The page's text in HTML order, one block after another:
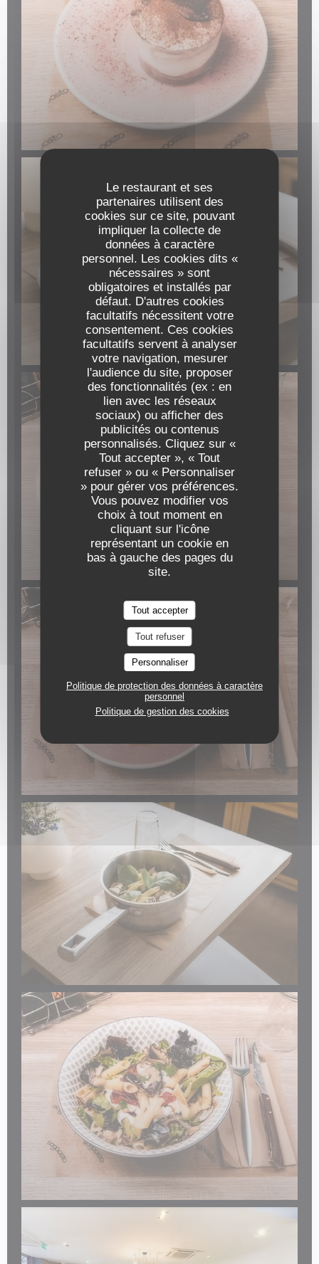
Le restaurant et ses
partenaires utilisent des
cookies sur ce site, pouvant
impliquer la collecte de
données à caractère
personnel. Les cookies dits «
nécessaires » sont
obligatoires et installés par
défaut. D'autres cookies
facultatifs nécessitent votre
consentement. Ces cookies
facultatifs servent à analyser
votre navigation, mesurer
l'audience du site, proposer
des fonctionnalités (ex : en
lien avec les réseaux
sociaux) ou afficher des
publicités ou contenus
personnalisés. Cliquez sur «
Tout accepter », « Tout
refuser » ou « Personnaliser
» pour gérer vos préférences.
Vous pouvez modifier vos
choix à tout moment en
cliquant sur l'icône
représentant un cookie en
bas à gauche des pages du
site.
Tout accepter
Tout refuser
Personnaliser
Politique de protection des données à caractère
personnel
Politique de gestion des cookies